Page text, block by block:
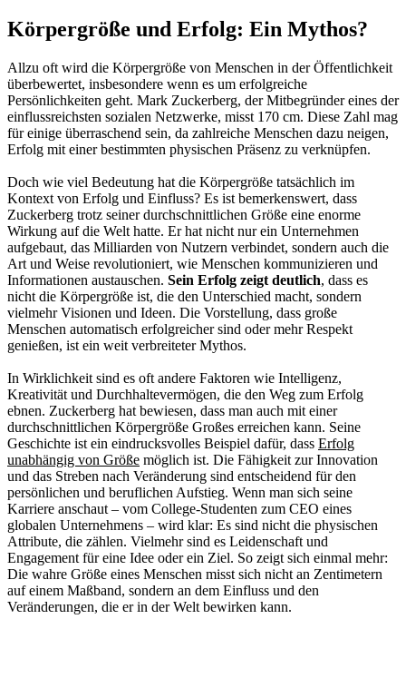
Körpergröße und Erfolg: Ein Mythos?
Allzu oft wird die Körpergröße von Menschen in der Öffentlichkeit
überbewertet, insbesondere wenn es um erfolgreiche
Persönlichkeiten geht. Mark Zuckerberg, der Mitbegründer eines der
einflussreichsten sozialen Netzwerke, misst 170 cm. Diese Zahl mag
für einige überraschend sein, da zahlreiche Menschen dazu neigen,
Erfolg mit einer bestimmten physischen Präsenz zu verknüpfen.
Doch wie viel Bedeutung hat die Körpergröße tatsächlich im
Kontext von Erfolg und Einfluss? Es ist bemerkenswert, dass
Zuckerberg trotz seiner durchschnittlichen Größe eine enorme
Wirkung auf die Welt hatte. Er hat nicht nur ein Unternehmen
aufgebaut, das Milliarden von Nutzern verbindet, sondern auch die
Art und Weise revolutioniert, wie Menschen kommunizieren und
Informationen austauschen. Sein Erfolg zeigt deutlich, dass es
nicht die Körpergröße ist, die den Unterschied macht, sondern
vielmehr Visionen und Ideen. Die Vorstellung, dass große
Menschen automatisch erfolgreicher sind oder mehr Respekt
genießen, ist ein weit verbreiteter Mythos.
In Wirklichkeit sind es oft andere Faktoren wie Intelligenz,
Kreativität und Durchhaltevermögen, die den Weg zum Erfolg
ebnen. Zuckerberg hat bewiesen, dass man auch mit einer
durchschnittlichen Körpergröße Großes erreichen kann. Seine
Geschichte ist ein eindrucksvolles Beispiel dafür, dass Erfolg
unabhängig von Größe möglich ist. Die Fähigkeit zur Innovation
und das Streben nach Veränderung sind entscheidend für den
persönlichen und beruflichen Aufstieg. Wenn man sich seine
Karriere anschaut – vom College-Studenten zum CEO eines
globalen Unternehmens – wird klar: Es sind nicht die physischen
Attribute, die zählen. Vielmehr sind es Leidenschaft und
Engagement für eine Idee oder ein Ziel. So zeigt sich einmal mehr:
Die wahre Größe eines Menschen misst sich nicht an Zentimetern
auf einem Maßband, sondern an dem Einfluss und den
Veränderungen, die er in der Welt bewirken kann.